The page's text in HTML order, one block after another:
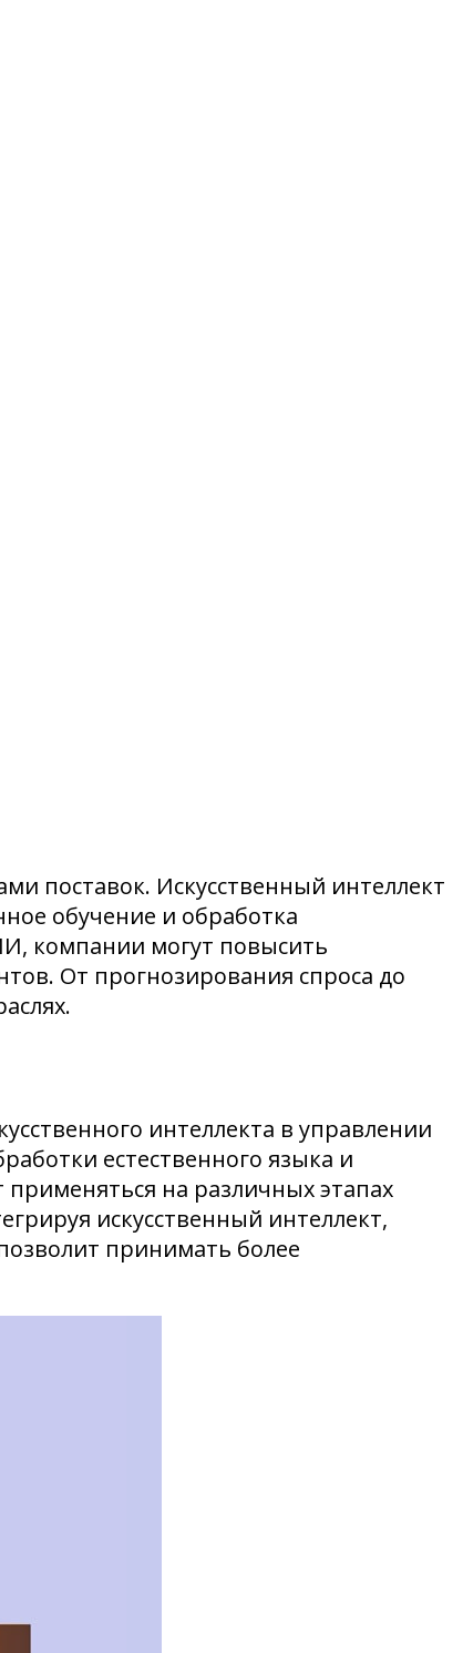
поставок. Искусственный интеллект
обучение и обработка
компании могут повысить
От прогнозирования спроса до
интеллекта в управлении
естественного языка и
на различных этапах
искусственный интеллект,
принимать более